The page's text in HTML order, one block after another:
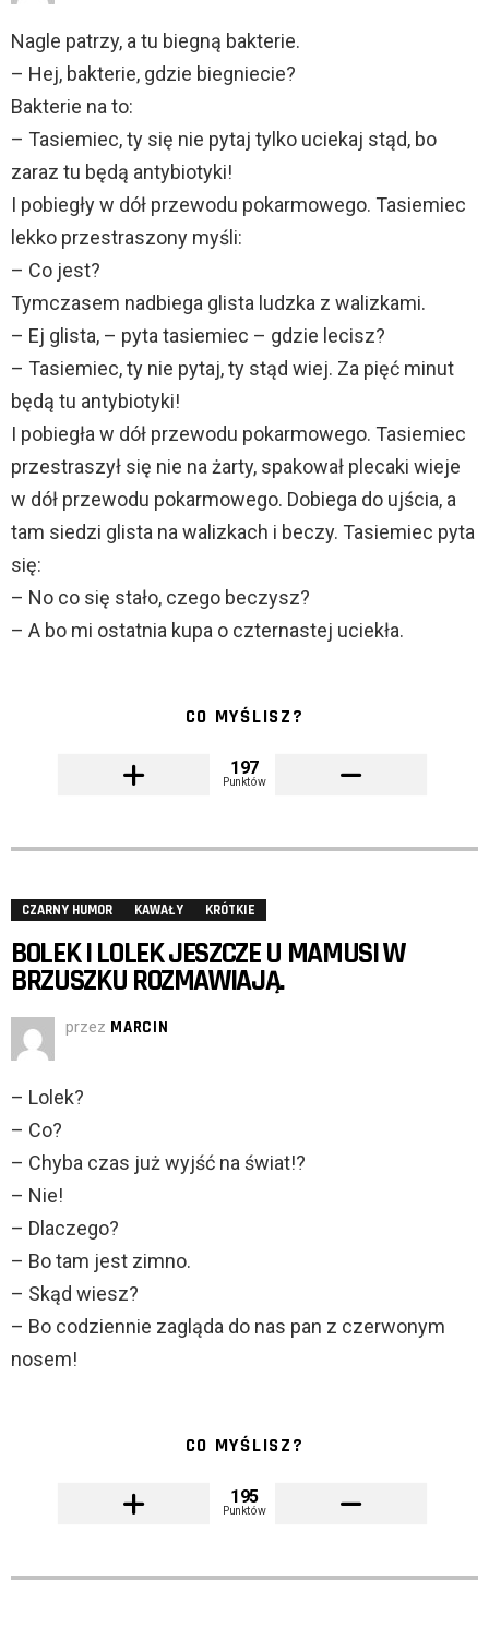
Nagle patrzy, a tu biegną bakterie.
– Hej, bakterie, gdzie biegniecie?
Bakterie na to:
– Tasiemiec, ty się nie pytaj tylko uciekaj stąd, bo
zaraz tu będą antybiotyki!
I pobiegły w dół przewodu pokarmowego. Tasiemiec
lekko przestraszony myśli:
– Co jest?
Tymczasem nadbiega glista ludzka z walizkami.
– Ej glista, – pyta tasiemiec – gdzie lecisz?
– Tasiemiec, ty nie pytaj, ty stąd wiej. Za pięć minut
będą tu antybiotyki!
I pobiegła w dół przewodu pokarmowego. Tasiemiec
przestraszył się nie na żarty, spakował plecaki wieje
w dół przewodu pokarmowego. Dobiega do ujścia, a
tam siedzi glista na walizkach i beczy. Tasiemiec pyta
się:
– No co się stało, czego beczysz?
– A bo mi ostatnia kupa o czternastej uciekła.
CO MYŚLISZ?
197
Punktów
CZARNY HUMOR KAWAŁY KRÓTKIE
BOLEK I LOLEK JESZCZE U MAMUSI W
BRZUSZKU ROZMAWIAJĄ.
przez MARCIN
– Lolek?
– Co?
– Chyba czas już wyjść na świat!?
– Nie!
– Dlaczego?
– Bo tam jest zimno.
– Skąd wiesz?
– Bo codziennie zagląda do nas pan z czerwonym
nosem!
CO MYŚLISZ?
195
Punktów